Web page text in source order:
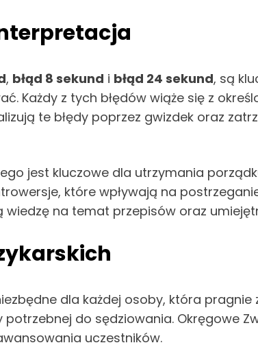
, błąd 8 sekund i błąd 24 sekund, są
Każdy z tych błędów wiąże się z
te błędy poprzez gwizdek oraz
jest kluczowe dla utrzymania
które wpływają na
wiedzę na temat przepisów oraz
dla każdej osoby, która
do sędziowania. Okręgowe
uczestników.